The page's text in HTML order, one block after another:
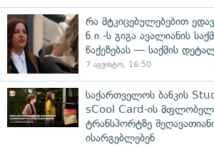
რა მტკიცებულებებით
ნ.ი.-ს გიგა ავალიანის
წაქეზებას — საქმის
7 აგვისტო, 16:50
საქართველოს ბანკის
sCool Card-ის
ტრანსპორტზე
ისარგებლებენ